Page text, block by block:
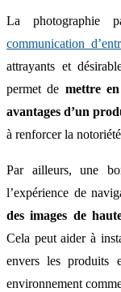
La photographie
communication
attrayants et
permet de mettre
avantages d’un
à renforcer la
Par ailleurs, une
l’expérience de
des images de
Cela peut aider à
envers les produits
environnement